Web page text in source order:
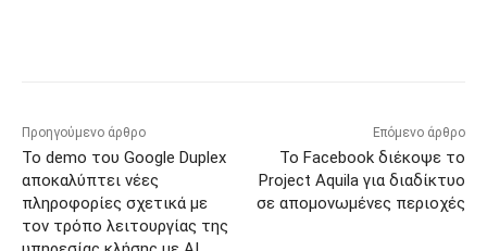
Προηγούμενο άρθρο
Το demo του Google Duplex
αποκαλύπτει νέες
πληροφορίες σχετικά με
τον τρόπο λειτουργίας της
Επόμενο άρθρο
Το Facebook διέκοψε το
Project Aquila για διαδίκτυο
σε απομονωμένες περιοχές